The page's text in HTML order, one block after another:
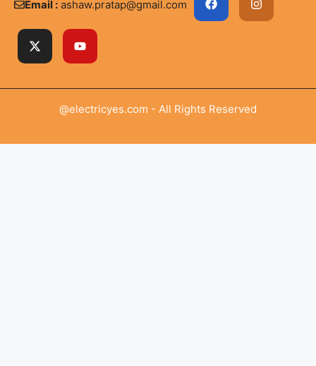
Email : ashaw.pratap@gmail.com
@electricyes.com - All Rights Reserved